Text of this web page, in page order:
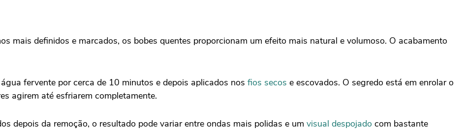
mais definidos e marcados, os bobes quentes proporcionam um efeito mais natural e volumoso. O acabamento
fervente por cerca de 10 minutos e depois aplicados nos fios secos e escovados. O segredo está em enrolar o
agirem até esfriarem completamente.
depois da remoção, o resultado pode variar entre ondas mais polidas e um visual despojado com bastante